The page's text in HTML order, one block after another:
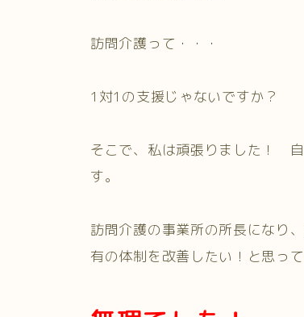
訪問介護って・・・
1対1の支援じゃないですか？
そこで、私は頑張りました！
す。
訪問介護の事業所の所長になり
有の体制を改善したい！と思って